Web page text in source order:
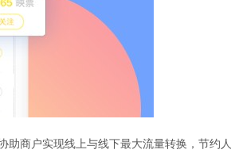
助商户实现线上与线下最大流量转换，节约人